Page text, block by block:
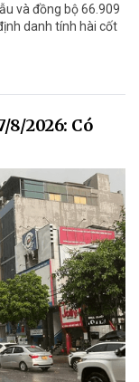
và đồng bộ 66.909
danh tính hài cốt
2026: Có